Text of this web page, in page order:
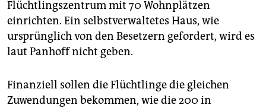
Flüchtlingszentrum mit 70 Wohnplätzen
einrichten. Ein selbstverwaltetes Haus, wie
ursprünglich von den Besetzern gefordert, wird es
laut Panhoff nicht geben.
Finanziell sollen die Flüchtlinge die gleichen
Zuwendungen bekommen, wie die 200 in